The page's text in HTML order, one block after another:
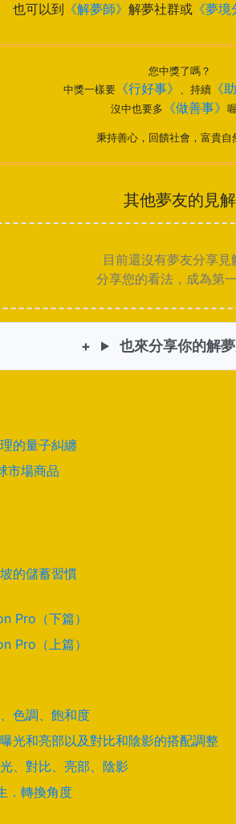
也可以到 《解夢師》 解夢社群或 《夢境
您中獎了嗎？
中獎一樣要《行好事》 、持續《
沒中也要多
《做善事》
秉持善心，回饋社會，富貴自
其他夢友的見解
目前還沒有夢友分享見
分享您的看法，成為第一
也來分享你的解夢
的量子糾纏
市場商品
的儲蓄習慣
Pro（下篇）
Pro（上篇）
色調、飽和度
光和亮部以及對比和陰影的搭配調整
、對比、亮部、陰影
．轉換角度